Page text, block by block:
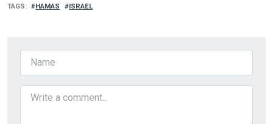
TAGS HAMAS ISRAEL